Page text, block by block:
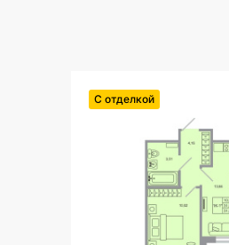
С отделкой